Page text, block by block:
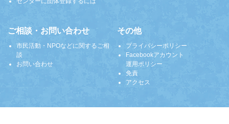
ご相談・お問い合わせ
市民活動・NPOなどに関するご相
談
お問い合わせ
その他
プライバシーポリシー
Facebookアカウント
運用ポリシー
免責
アクセス